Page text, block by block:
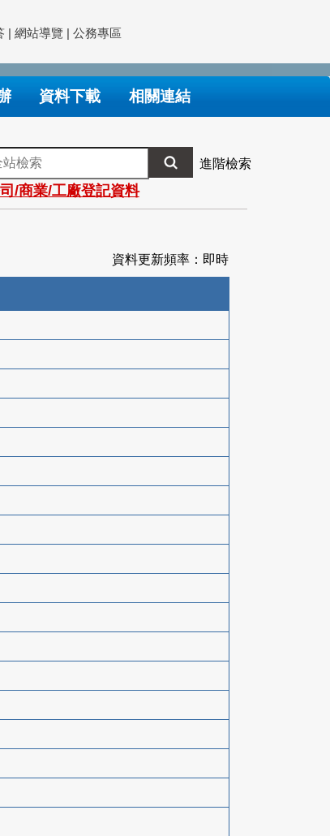
| 網站導覽 | 公務專區
資料下載 相關連結
進階檢索
/商業/工廠登記資料
資料更新頻率：即時